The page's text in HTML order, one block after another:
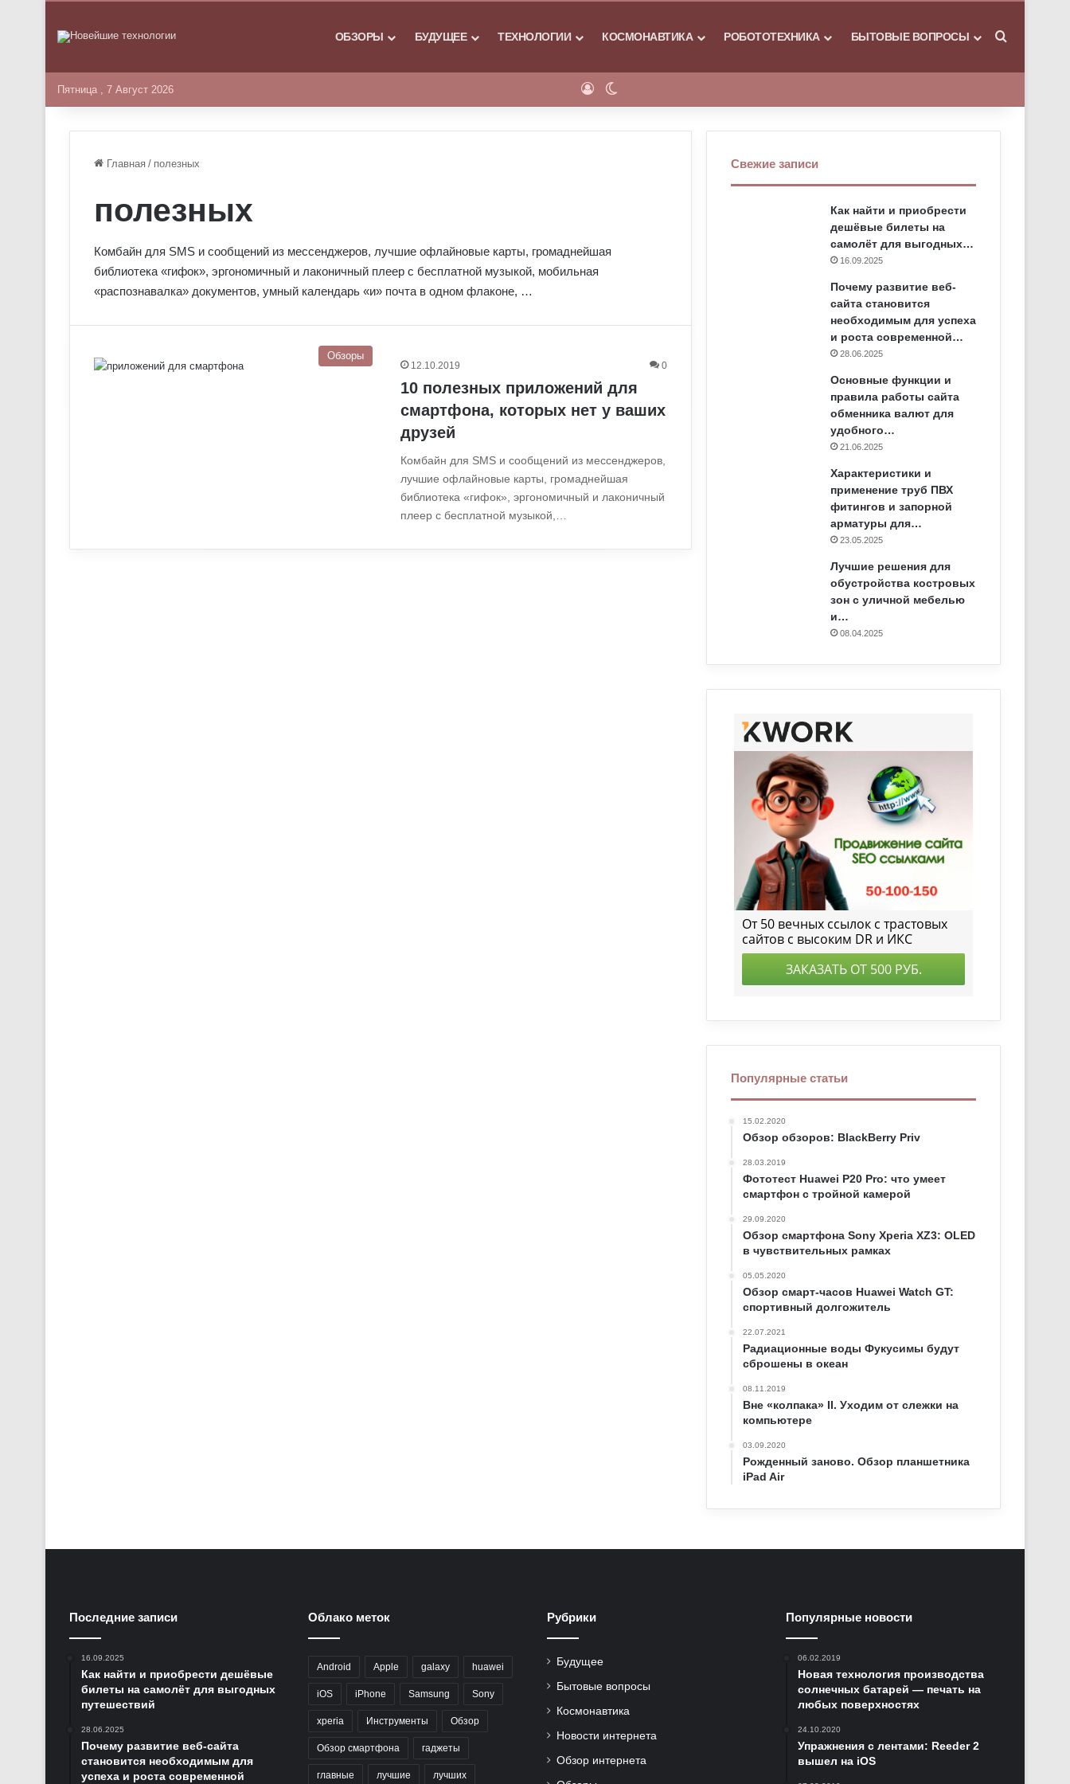
ГЛАВНАЯОБЗОРЫ БУДУЩЕЕ ТЕХНОЛОГИИ КОСМОНАВТИКА РОБОТОТЕХНИКА БЫТОВЫЕ ВОПРОСЫ
Пятница , 7 Август 2026 Войти
Главная / полезных
полезных
Комбайн для SMS и сообщений из мессенджеров, лучшие офлайновые карты, громаднейшая
библиотека «гифок», эргономичный и лаконичный плеер с бесплатной музыкой, мобильная
«распознавалка» документов, умный календарь «и» почта в одном флаконе, …
Обзоры
12.10.2019 0
10 полезных приложений для
смартфона, которых нет у ваших
друзей
Комбайн для SMS и сообщений из мессенджеров,
лучшие офлайновые карты, громаднейшая
библиотека «гифок», эргономичный и лаконичный
плеер с бесплатной музыкой,…
Свежие записи
Как найти и приобрести
дешёвые билеты на
самолёт для выгодных…
16.09.2025
Почему развитие веб-
сайта становится
необходимым для успеха
и роста современной…
28.06.2025
Основные функции и
правила работы сайта
обменника валют для
удобного…
21.06.2025
Характеристики и
применение труб ПВХ
фитингов и запорной
арматуры для…
23.05.2025
Лучшие решения для
обустройства костровых
зон с уличной мебелью
и…
08.04.2025
Популярные статьи
15.02.2020
Обзор обзоров: BlackBerry Priv
28.03.2019
Фототест Huawei P20 Pro: что умеет
смартфон с тройной камерой
29.09.2020
Обзор смартфона Sony Xperia XZ3: OLED
в чувствительных рамках
05.05.2020
Обзор смарт-часов Huawei Watch GT:
спортивный долгожитель
22.07.2021
Радиационные воды Фукусимы будут
сброшены в океан
08.11.2019
Вне «колпака» II. Уходим от слежки на
компьютере
03.09.2020
Рожденный заново. Обзор планшетника
iPad Air
Последние записи
16.09.2025
Как найти и приобрести дешёвые
билеты на самолёт для выгодных
путешествий
28.06.2025
Почему развитие веб-сайта
становится необходимым для
успеха и роста современной
Облако меток
Android Apple galaxy huawei
iOS iPhone Samsung Sony
xperia Инструменты Обзор
Обзор смартфона гаджеты
главные лучшие лучших
Рубрики
Будущее
Бытовые вопросы
Космонавтика
Новости интернета
Обзор интернета
Популярные новости
06.02.2019
Новая технология производства
солнечных батарей — печать на
любых поверхностях
24.10.2020
Упражнения с лентами: Reeder 2
вышел на iOS